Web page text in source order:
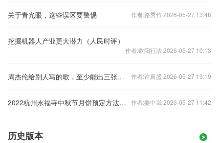
关于青光眼，这些误区要警惕 作者:路秀竹 2026-05-27 13:48
挖掘机器人产业更大潜力（人民时评）
作者:欧阳行洁 2026-05-27 10:13
周杰伦给别人写的歌，至少能出三张不亚于《范特西》的专辑吗？ 作者:许真盛 2026-05-27 19:19
2022杭州永福寺中秋节月饼预定方法一览 作者:姜中岚 2026-05-27 11:42
历史版本